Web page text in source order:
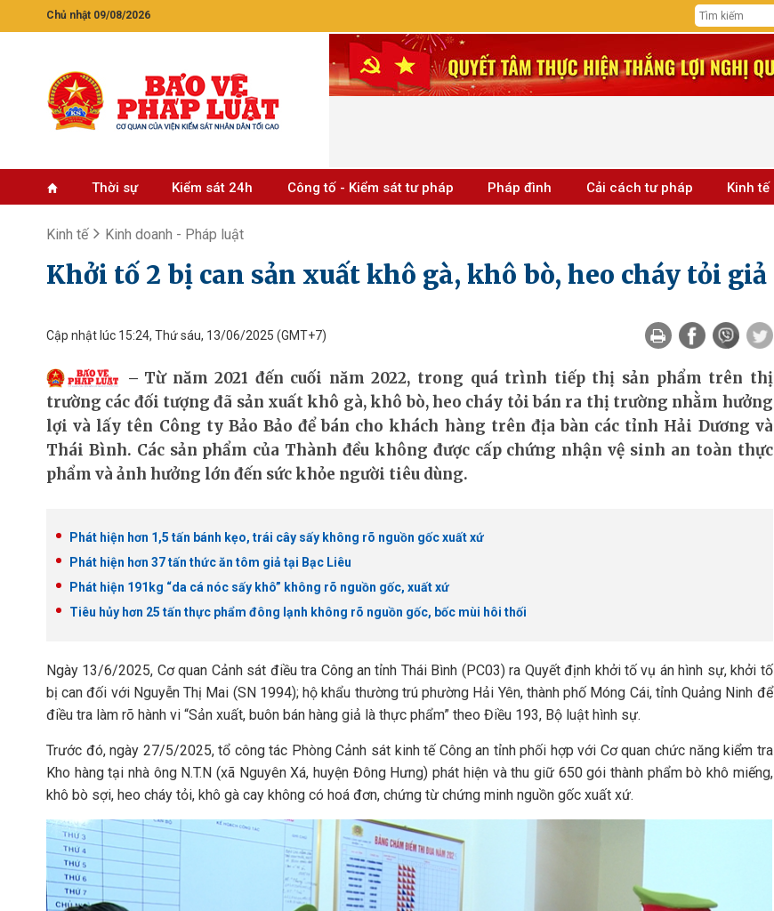
Chủ nhật 09/08/2026
Thời sự Kiểm sát 24h Công tố - Kiểm sát tư pháp Pháp đình Cải cách tư pháp Kinh tế
Kinh tế Kinh doanh - Pháp luật
Khởi tố 2 bị can sản xuất khô gà, khô bò, heo cháy tỏi giả
Cập nhật lúc 15:24, Thứ sáu, 13/06/2025 (GMT+7)
Từ năm 2021 đến cuối năm 2022, trong quá trình tiếp thị sản phẩm trên thị
trường các đối tượng đã sản xuất khô gà, khô bò, heo cháy tỏi bán ra thị trường nhằm hưởng
lợi và lấy tên Công ty Bảo Bảo để bán cho khách hàng trên địa bàn các tỉnh Hải Dương và
Thái Bình. Các sản phẩm của Thành đều không được cấp chứng nhận vệ sinh an toàn thực
phẩm và ảnh hưởng lớn đến sức khỏe người tiêu dùng.
Phát hiện hơn 1,5 tấn bánh kẹo, trái cây sấy không rõ nguồn gốc xuất xứ
Phát hiện hơn 37 tấn thức ăn tôm giả tại Bạc Liêu
Phát hiện 191kg “da cá nóc sấy khô” không rõ nguồn gốc, xuất xứ
Tiêu hủy hơn 25 tấn thực phẩm đông lạnh không rõ nguồn gốc, bốc mùi hôi thối
Ngày 13/6/2025, Cơ quan Cảnh sát điều tra Công an tỉnh Thái Bình (PC03) ra Quyết định khởi tố vụ án hình sự, khởi tố
bị can đối với Nguyễn Thị Mai (SN 1994); hộ khẩu thường trú phường Hải Yên, thành phố Móng Cái, tỉnh Quảng Ninh để
điều tra làm rõ hành vi “Sản xuất, buôn bán hàng giả là thực phẩm” theo Điều 193, Bộ luật hình sự.
Trước đó, ngày 27/5/2025, tổ công tác Phòng Cảnh sát kinh tế Công an tỉnh phối hợp với Cơ quan chức năng kiểm tra
Kho hàng tại nhà ông N.T.N (xã Nguyên Xá, huyện Đông Hưng) phát hiện và thu giữ 650 gói thành phẩm bò khô miếng,
khô bò sợi, heo cháy tỏi, khô gà cay không có hoá đơn, chứng từ chứng minh nguồn gốc xuất xứ.